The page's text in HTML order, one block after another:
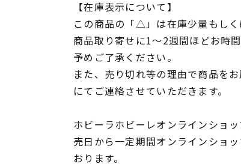
【在庫表示について】
この商品の「△」は在庫少量もしく
商品取り寄せに1～2週間ほどお時
予めご了承ください。
また、売り切れ等の理由で商品を
にてご連絡させていただきます。
ホビーラホビーレオンラインショ
売日から一定期間オンラインショ
おります。